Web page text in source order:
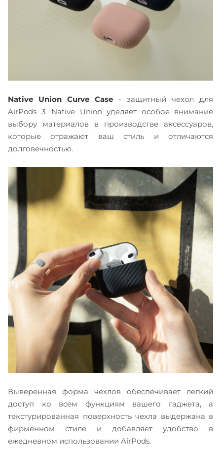
Native Union Curve Case - защитный чехол для
AirPods 3. Native Union уделяет особое внимание
выбору материалов в производстве аксессуаров,
которые отражают ваш стиль и отличаются
долговечностью.
Выверенная форма чехлов обеспечивает легкий
доступ ко всем функциям вашего гаджета, а
текстурированная поверхность чехла выдержана в
фирменном стиле и добавляет удобство в
ежедневном использовании AirPods.